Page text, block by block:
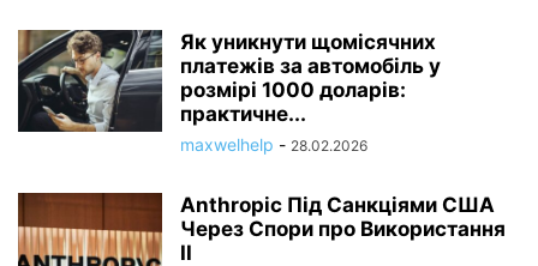
Як уникнути щомісячних
платежів за автомобіль у
розмірі 1000 доларів:
практичне...
maxwelhelp - 28.02.2026
Anthropic Під Санкціями США
Через Спори про Використання
ІІ